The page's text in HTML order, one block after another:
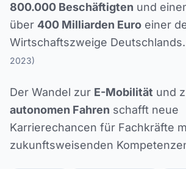
800.000 Beschäftigten und
über 400 Milliarden Euro einer
Wirtschaftszweige Deutschlands.
2023)
Der Wandel zur E-Mobilität und
autonomen Fahren schafft neue
Karrierechancen für Fachkräfte
zukunftsweisenden